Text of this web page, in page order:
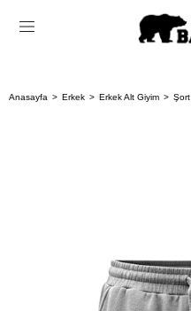
Anasayfa Erkek Erkek Alt Giyim Şort